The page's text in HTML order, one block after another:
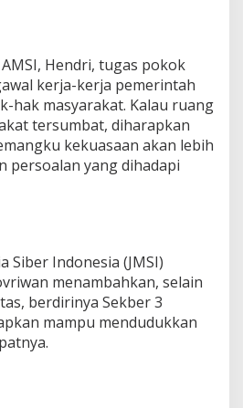
Hendri, tugas pokok
kerja-kerja pemerintah
hak masyarakat. Kalau ruang
tersumbat, diharapkan
kekuasaan akan lebih
persoalan yang dihadapi
Siber Indonesia (JMSI)
menambahkan, selain
berdirinya Sekber 3
mampu mendudukkan